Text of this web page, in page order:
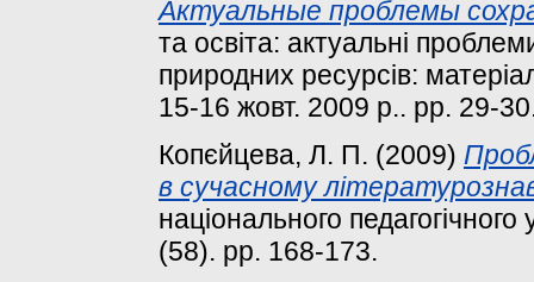
Актуальные проблемы
та освіта: актуальні
природних ресурсів:
15-16 жовт. 2009 р.. pp. 29-
Копєйцева, Л. П. (2009)
в сучасному
національного
(58). pp. 168-173.